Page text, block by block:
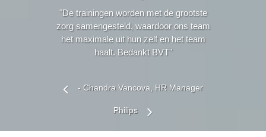
"De trainingen worden met de grootste
zorg samengesteld, waardoor ons team
het maximale uit hun zelf en het team
haalt. Bedankt BVT"
- Chandra Vancova, HR Manager
Philips